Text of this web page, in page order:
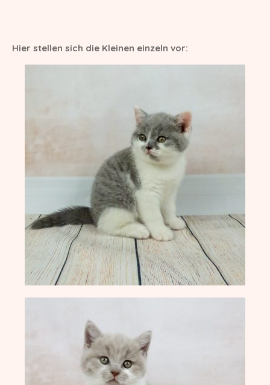
L-Wurf vom 19.07.2021
I-Wurf vom 29.11.2020
H-Wurf vom 18.04.2020
G-Wurf vom 02.01.2020
F-Wurf vom 23.09.2019
E-Wurf vom 29.11.2018
D-Wurf vom 11.04.2018
C-Wurf vom 23.08.2017
A-Wurf vom 01.04.2016
BKH Rassestandard
Hier stellen sich die Kleinen einzeln vor: